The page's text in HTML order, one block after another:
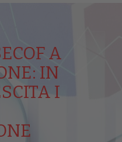
farmacia
A
IN
I